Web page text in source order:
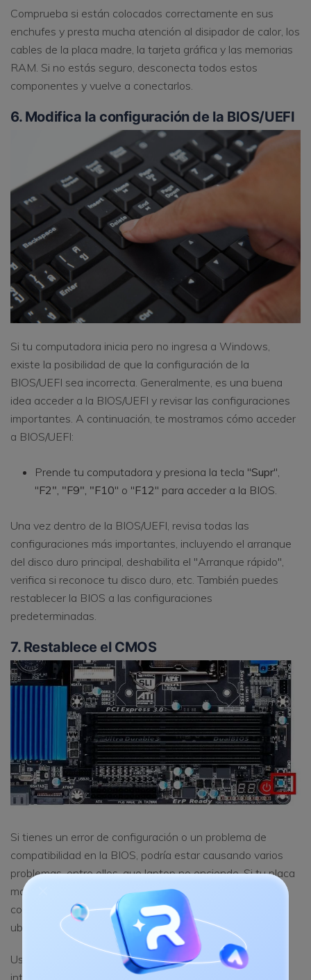
Comprueba si están colocados correctamente en sus
enchufes y presta mucha atención al disipador de calor, los
cables de la placa madre, la tarjeta gráfica y las memorias
RAM. Si no estás seguro, desconecta todos estos
componentes y vuelve a conectarlos.
6. Modifica la configuración de la BIOS/UEFI
Si tu computadora inicia pero no ingresa a Windows,
existe la posibilidad de que la configuración de la
BIOS/UEFI sea incorrecta. Generalmente, es una buena
idea acceder a la BIOS/UEFI y revisar las configuraciones
importantes. A continuación, te mostramos cómo acceder
a BIOS/UEFI:
Prende tu computadora y presiona la tecla "Supr",
"F2", "F9", "F10" o "F12" para acceder a la BIOS.
Una vez dentro de la BIOS/UEFI, revisa todas las
configuraciones más importantes, incluyendo el arranque
del disco duro principal, deshabilita el "Arranque rápido",
verifica si reconoce tu disco duro, etc. También puedes
restablecer la BIOS a las configuraciones
predeterminadas.
7. Restablece el CMOS
Si tienes un error de configuración o un problema de
compatibilidad en la BIOS, podría estar causando varios
problemas, entre ellos, que laptop no enciende. Si tu placa
madre tiene el botón "CMOS", restablece todo a la
configuración predeterminada. Abre tu computadora y
ubica la placa madre y el interruptor o botón "CMOS".
Usualmente se encuentra junto a la batería. Coloca el